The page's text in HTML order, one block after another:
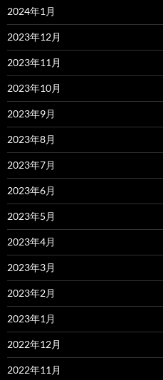
2024年1月
2023年12月
2023年11月
2023年10月
2023年9月
2023年8月
2023年7月
2023年6月
2023年5月
2023年4月
2023年3月
2023年2月
2023年1月
2022年12月
2022年11月